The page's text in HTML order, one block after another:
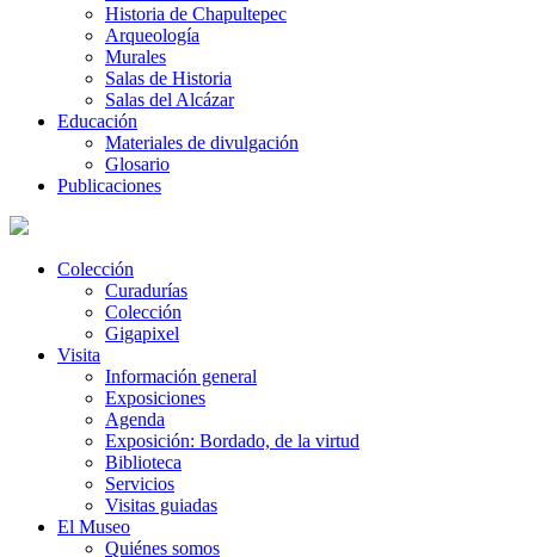
Historia de Chapultepec
Arqueología
Murales
Salas de Historia
Salas del Alcázar
Educación
Materiales de divulgación
Glosario
Publicaciones
Colección
Curadurías
Colección
Gigapixel
Visita
Información general
Exposiciones
Agenda
Exposición: Bordado, de la virtud
Biblioteca
Servicios
Visitas guiadas
El Museo
Quiénes somos